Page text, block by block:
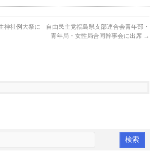
神社例大祭に
自由民主党福島県支部連合会青年部・
青年局・女性局合同幹事会に出席 →